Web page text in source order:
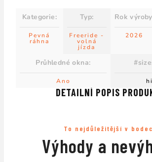
DETAILNÍ POPIS
To nejdůležitější v
Výhody a
Kategorie:
Pevná
ráhna
Typ:
Freeride -
volná
jízda
Rok výroby
2026
Průhledné okna:
Ano